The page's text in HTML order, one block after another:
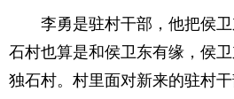
李勇是驻村干部，他把侯卫
石村也算是和侯卫东有缘，侯
独石村。村里面对新来的驻村